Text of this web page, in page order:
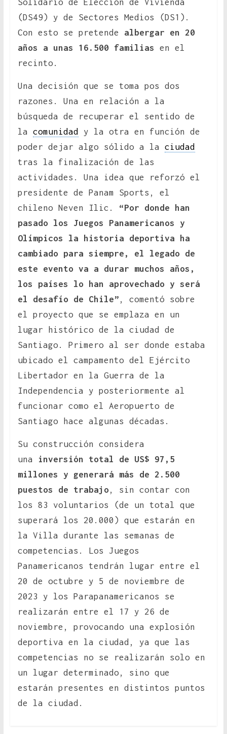
Solidario de Elección de Vivienda
(DS49) y de Sectores Medios (DS1).
Con esto se pretende albergar en 20
años a unas 16.500 familias en el
recinto.
Una decisión que se toma pos dos
razones. Una en relación a la
búsqueda de recuperar el sentido de
la comunidad
y la otra en función de
poder dejar algo sólido a la ciudad
tras la finalización de las
actividades. Una idea que reforzó el
presidente de Panam Sports, el
chileno Neven Ilic. “Por donde han
pasado los Juegos Panamericanos y
Olímpicos la historia deportiva ha
cambiado para siempre, el legado de
este evento va a durar muchos años,
los países lo han aprovechado y será
el desafío de Chile” , comentó sobre
el proyecto que se emplaza en un
lugar histórico de la ciudad de
Santiago. Primero al ser donde estaba
ubicado el campamento del Ejército
Libertador en la Guerra de la
Independencia y posteriormente al
funcionar como el Aeropuerto de
Santiago hace algunas décadas.
Su construcción considera
una
inversión total de US$ 97,5
millones y generará más de 2.500
puestos de trabajo , sin contar con
los 83 voluntarios (de un total que
superará los 20.000) que estarán en
la Villa durante las semanas de
competencias. Los Juegos
Panamericanos tendrán lugar entre el
20 de octubre y 5 de noviembre de
2023 y los Parapanamericanos se
realizarán entre el 17 y 26 de
noviembre, provocando una explosión
deportiva en la ciudad, ya que las
competencias no se realizarán solo en
un lugar determinado, sino que
estarán presentes en distintos puntos
de la ciudad.